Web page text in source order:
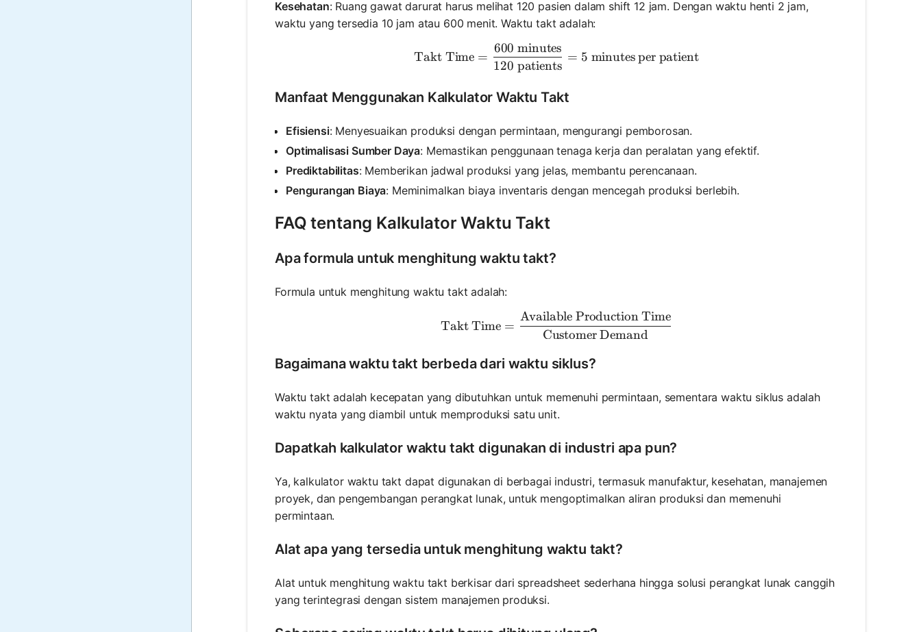
Kesehatan: Ruang gawat darurat harus melihat 120 pasien dalam shift 12 jam. Dengan waktu henti 2 jam,
waktu yang tersedia 10 jam atau 600 menit. Waktu takt adalah:
\text{Takt Time} = \frac{600 \text{ minutes}}{120 \text{
Takt Time =
120 patients
600 minutes
= 5 minutes per patient
Manfaat Menggunakan Kalkulator Waktu Takt
Efisiensi: Menyesuaikan produksi dengan permintaan, mengurangi pemborosan.
Optimalisasi Sumber Daya: Memastikan penggunaan tenaga kerja dan peralatan yang efektif.
Prediktabilitas: Memberikan jadwal produksi yang jelas, membantu perencanaan.
Pengurangan Biaya: Meminimalkan biaya inventaris dengan mencegah produksi berlebih.
FAQ tentang Kalkulator Waktu Takt
Apa formula untuk menghitung waktu takt?
Formula untuk menghitung waktu takt adalah:
\text{Takt Time} = \frac{\text{Available Production
Takt Time =
Customer Demand
Available Production Time
Bagaimana waktu takt berbeda dari waktu siklus?
Waktu takt adalah kecepatan yang dibutuhkan untuk memenuhi permintaan, sementara waktu siklus adalah
waktu nyata yang diambil untuk memproduksi satu unit.
Dapatkah kalkulator waktu takt digunakan di industri apa pun?
Ya, kalkulator waktu takt dapat digunakan di berbagai industri, termasuk manufaktur, kesehatan, manajemen
proyek, dan pengembangan perangkat lunak, untuk mengoptimalkan aliran produksi dan memenuhi
permintaan.
Alat apa yang tersedia untuk menghitung waktu takt?
Alat untuk menghitung waktu takt berkisar dari spreadsheet sederhana hingga solusi perangkat lunak canggih
yang terintegrasi dengan sistem manajemen produksi.